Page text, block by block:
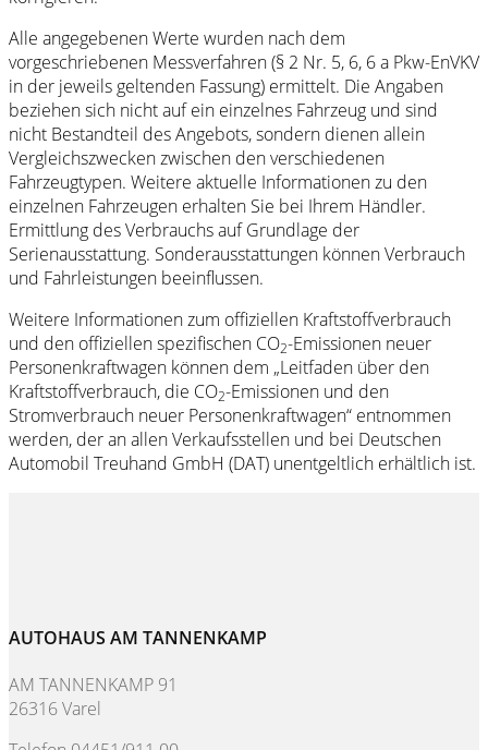
Alle angegebenen Werte wurden nach dem
vorgeschriebenen Messverfahren (§ 2 Nr. 5, 6, 6 a Pkw-EnVKV
in der jeweils geltenden Fassung) ermittelt. Die Angaben
beziehen sich nicht auf ein einzelnes Fahrzeug und sind
nicht Bestandteil des Angebots, sondern dienen allein
Vergleichszwecken zwischen den verschiedenen
Fahrzeugtypen. Weitere aktuelle Informationen zu den
einzelnen Fahrzeugen erhalten Sie bei Ihrem Händler.
Ermittlung des Verbrauchs auf Grundlage der
Serienausstattung. Sonderausstattungen können Verbrauch
und Fahrleistungen beeinflussen.
Weitere Informationen zum offiziellen Kraftstoffverbrauch
und den offiziellen spezifischen CO2-Emissionen neuer
Personenkraftwagen können dem „Leitfaden über den
Kraftstoffverbrauch, die CO2-Emissionen und den
Stromverbrauch neuer Personenkraftwagen“ entnommen
werden, der an allen Verkaufsstellen und bei Deutschen
Automobil Treuhand GmbH (DAT) unentgeltlich erhältlich ist.
AUTOHAUS AM TANNENKAMP
AM TANNENKAMP 91
26316 Varel